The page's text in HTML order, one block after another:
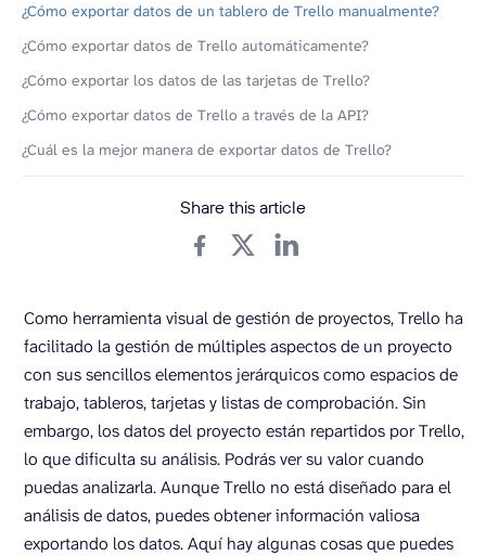
¿Cómo exportar datos de un tablero de Trello manualmente?
¿Cómo exportar datos de Trello automáticamente?
¿Cómo exportar los datos de las tarjetas de Trello?
¿Cómo exportar datos de Trello a través de la API?
¿Cuál es la mejor manera de exportar datos de Trello?
Share this article
Como herramienta visual de gestión de proyectos, Trello ha
facilitado la gestión de múltiples aspectos de un proyecto
con sus sencillos elementos jerárquicos como espacios de
trabajo, tableros, tarjetas y listas de comprobación. Sin
embargo, los datos del proyecto están repartidos por Trello,
lo que dificulta su análisis. Podrás ver su valor cuando
puedas analizarla. Aunque Trello no está diseñado para el
análisis de datos, puedes obtener información valiosa
exportando los datos. Aquí hay algunas cosas que puedes